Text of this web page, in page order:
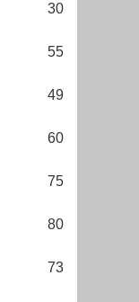
30
55
49
60
75
80
73